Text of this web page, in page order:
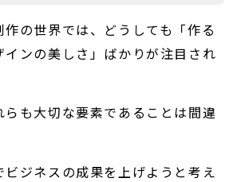
の世界では、どうしても「作る
ンの美しさ」ばかりが注目され
らも大切な要素であることは間違
ビジネスの成果を上げようと考え